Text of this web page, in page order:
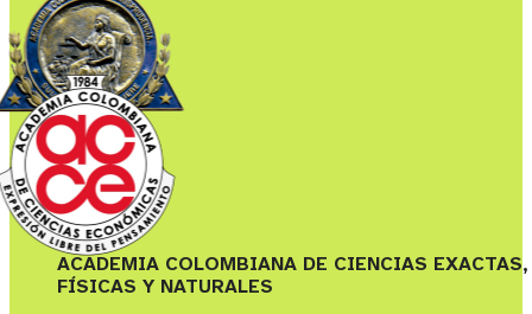
ACADEMIA COLOMBIANA DE CIENCIAS EXACTAS,
FÍSICAS Y NATURALES